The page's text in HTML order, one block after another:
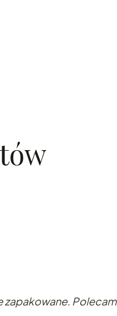
zapakowane. Polecam